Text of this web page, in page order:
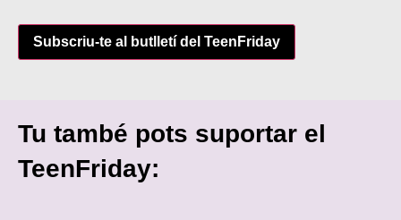
Subscriu-te al butlletí del TeenFriday
Tu també pots suportar el
TeenFriday: